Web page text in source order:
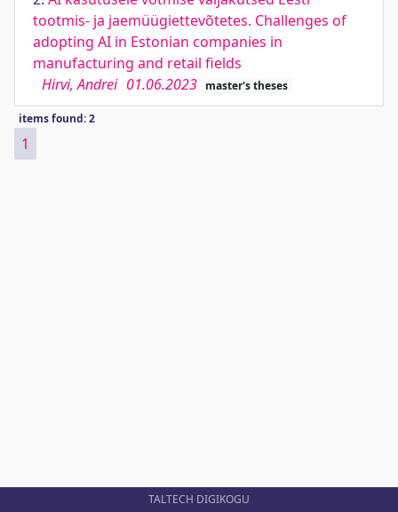
tootmis- ja jaemüügiettevõtetes. Challenges of
adopting AI in Estonian companies in
manufacturing and retail fields
Hirvi, Andrei 01.06.2023 master's theses
items found: 2
1
TALTECH DIGIKOGU